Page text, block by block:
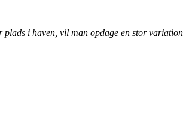
plads i haven, vil man opdage en stor variation